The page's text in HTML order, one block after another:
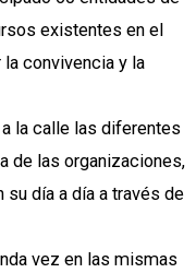
existentes en el
convivencia y la
la calle las diferentes
de las organizaciones,
día a día a través de
vez en las mismas